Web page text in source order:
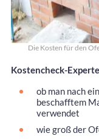
Die Kosten für den
Kostencheck-
ob man nach
beschafftem
verwendet
wie groß der